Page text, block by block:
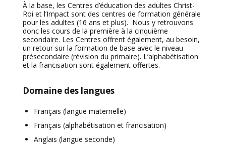
À la base, les Centres d’éducation des adultes Christ-
Roi et l’Impact sont des centres de formation générale
pour les adultes (16 ans et plus). Nous y retrouvons
donc les cours de la première à la cinquième
secondaire. Les Centres offrent également, au besoin,
un retour sur la formation de base avec le niveau
présecondaire (révision du primaire). L’alphabétisation
et la francisation sont également offertes.
Domaine des langues
Français (langue maternelle)
Français (alphabétisation et francisation)
Anglais (langue seconde)